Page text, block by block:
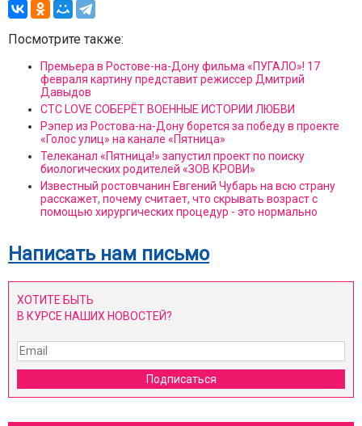
Посмотрите также:
Премьера в Ростове-на-Дону фильма «ПУГАЛО»! 17
февраля картину представит режиссер Дмитрий
Давыдов
СТС LOVE СОБЕРЁТ ВОЕННЫЕ ИСТОРИИ ЛЮБВИ
Рэпер из Ростова-на-Дону борется за победу в проекте
«Голос улиц» на канале «Пятница»
Телеканал «Пятница!» запустил проект по поиску
биологических родителей «ЗОВ КРОВИ»
Известный ростовчанин Евгений Чубарь на всю страну
расскажет, почему считает, что скрывать возраст с
помощью хирургических процедур - это нормально
Написать нам письмо
ХОТИТЕ БЫТЬ
В КУРСЕ НАШИХ НОВОСТЕЙ?
Подписаться